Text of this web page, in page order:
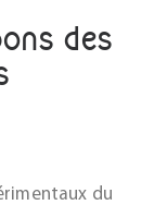
des
du